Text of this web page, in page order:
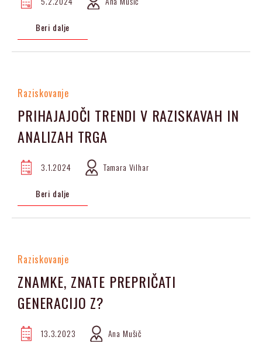
Beri dalje
Raziskovanje
PRIHAJAJOČI TRENDI V RAZISKAVAH IN
ANALIZAH TRGA
3.1.2024 Tamara Vilhar
Beri dalje
Raziskovanje
ZNAMKE, ZNATE PREPRIČATI
GENERACIJO Z?
13.3.2023 Ana Mušič